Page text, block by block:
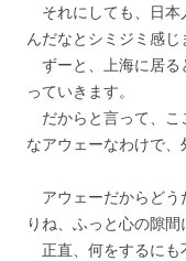
それにしても、日本
んだなとシミジミ感じ
ずーと、上海に居る
っていきます。
だからと言って、こ
なアウェーなわけで、
アウェーだからどう
りね、ふっと心の隙間
正直、何をするにも